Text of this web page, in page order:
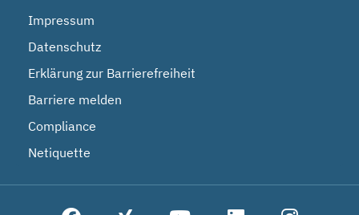
Impressum
Datenschutz
Erklärung zur Barrierefreiheit
Barriere melden
Compliance
Netiquette